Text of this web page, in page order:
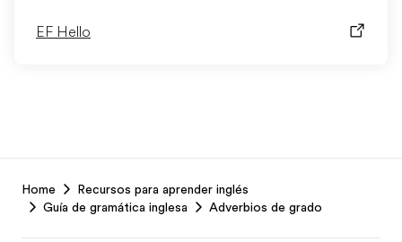
EF Hello
Footer
Home
Recursos para aprender inglés
Guía de gramática inglesa
Adverbios de grado